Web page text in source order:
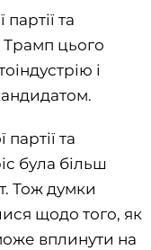
та
цього
і
та
була більш
Тож думки
щодо того, як
вплинути на